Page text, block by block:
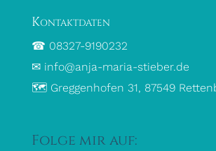
Kontaktdaten
☎ 08327-9190232
✉ info@anja-maria-stieber.de
🗺 Greggenhofen 31, 87549
Folge mir auf: